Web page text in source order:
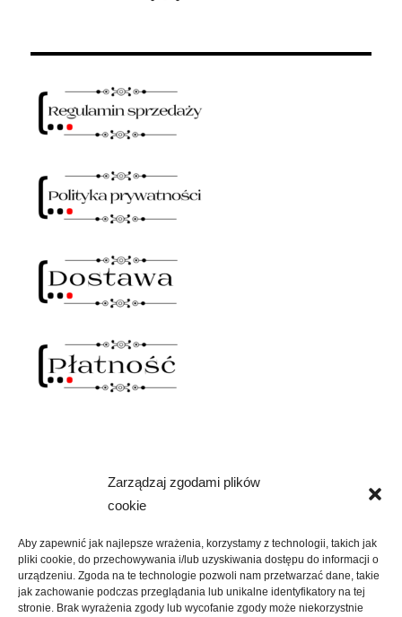
Zarządzaj zgodami plików
cookie
Aby zapewnić jak najlepsze wrażenia, korzystamy z technologii, takich jak
pliki cookie, do przechowywania i/lub uzyskiwania dostępu do informacji o
urządzeniu. Zgoda na te technologie pozwoli nam przetwarzać dane, takie
jak zachowanie podczas przeglądania lub unikalne identyfikatory na tej
stronie. Brak wyrażenia zgody lub wycofanie zgody może niekorzystnie
NAWIAS OTWARTY
SKLEP
menu
potomne
KREATYWNIE
rozwiń
menu
potomne